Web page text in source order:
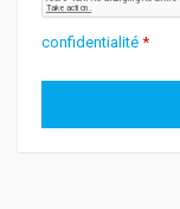
confidentialité *